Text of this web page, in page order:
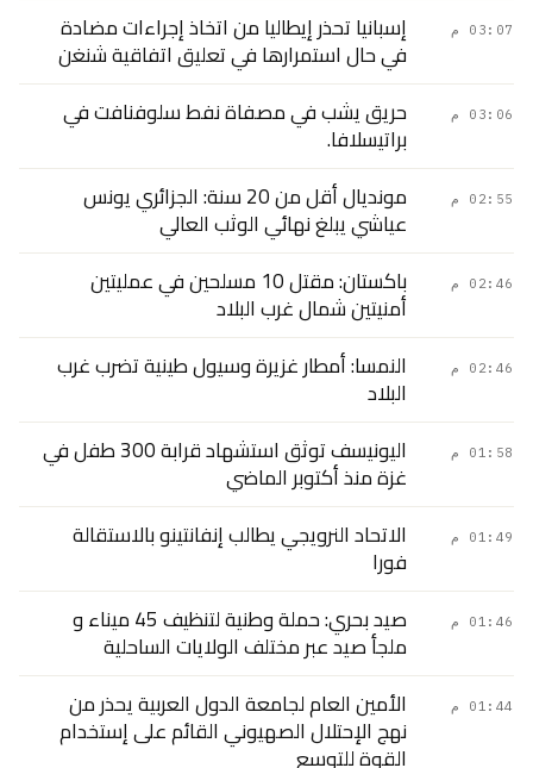
03:07 م إسبانيا تحذر إيطاليا من اتخاذ إجراءات مضادة
في حال استمرارها في تعليق اتفاقية شنغن
03:06 م حريق يشب في مصفاة نفط سلوفنافت في
براتيسلافا.
02:55 م مونديال أقل من 20 سنة: الجزائري يونس
عياشي يبلغ نهائي الوثب العالي
02:46 م باكستان: مقتل 10 مسلحين في عمليتين
أمنيتين شمال غرب البلاد
02:46 م النمسا: أمطار غزيرة وسيول طينية تضرب غرب
البلاد
01:58 م اليونيسف توثق استشهاد قرابة 300 طفل في
غزة منذ أكتوبر الماضي
01:49 م الاتحاد النرويجي يطالب إنفانتينو بالاستقالة
فورا
01:46 م صيد بحري: حملة وطنية لتنظيف 45 ميناء و
ملجأ صيد عبر مختلف الولايات الساحلية
01:44 م الأمين العام لجامعة الدول العربية يحذر من
نهج الإحتلال الصهيوني القائم على إستخدام
القوة للتوسع